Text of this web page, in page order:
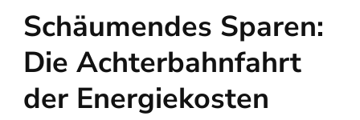
Schäumendes Sparen:
Die Achterbahnfahrt
der Energiekosten